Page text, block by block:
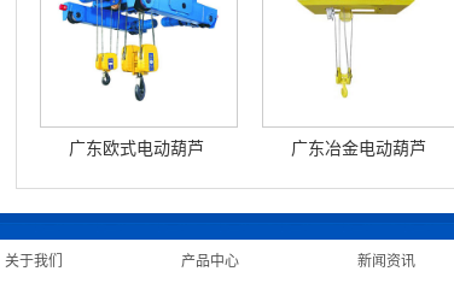
广东欧式电动葫芦 广东冶金电动葫芦
关于我们 产品中心 新闻资讯